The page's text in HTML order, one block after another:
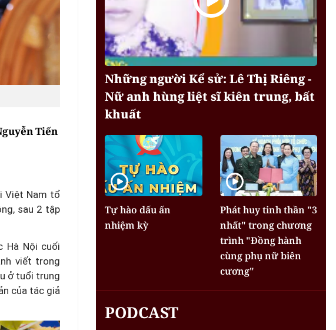
Tiến
Việt Nam tổ
sau 2 tập
Hà Nội cuối
viết trong
ở tuổi trung
của tác giả
Những người Kể sử: Lê Thị Riêng -
Nữ anh hùng liệt sĩ kiên trung, bất
khuất
Tự hào dấu ấn
nhiệm kỳ
Phát huy tinh thần "3
nhất" trong chương
trình "Đồng hành
cùng phụ nữ biên
cương"
PODCAST